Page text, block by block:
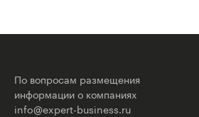
По вопросам размещения
информации о компаниях
info@expert-business.ru